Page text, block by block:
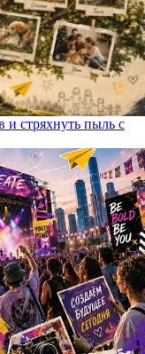
и стряхнуть пыль с